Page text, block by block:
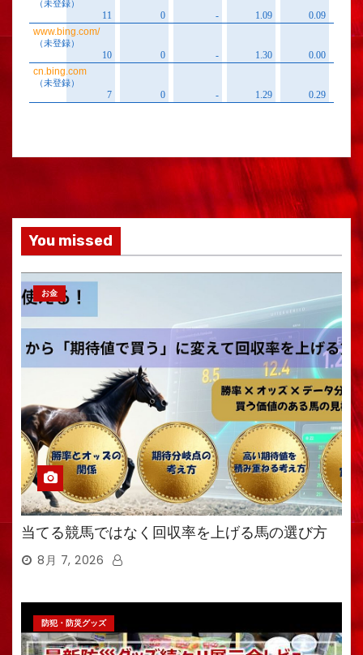
You missed
お金
当てる競馬ではなく回収率を上げる馬の選び方
8月 7, 2026
防犯・防災グッズ